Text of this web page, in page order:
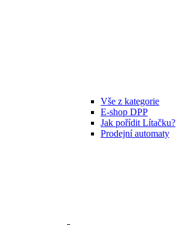
Vše z kategorie
E-shop DPP
Jak pořídit Lítačku?
Prodejní automaty